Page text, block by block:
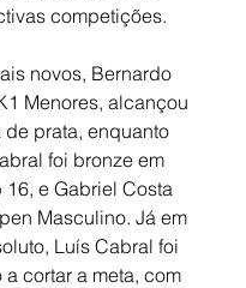
competições.
novos, Bernardo
Menores, alcançou
de prata, enquanto
foi bronze em
16, e Gabriel Costa
Masculino. Já em
Luís Cabral foi
cortar a meta, com